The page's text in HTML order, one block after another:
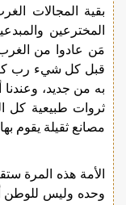
بقية المجالات
المخترعين
مَن عادوا من
قبل كل شيء رب
به من جديد، وعندنا
ثروات طبيعية كل
مصانع ثقيلة يقوم
الأمة هذه المرة
وحده وليس للوطن